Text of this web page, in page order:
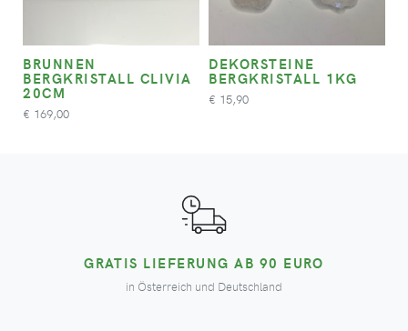
BRUNNEN
BERGKRISTALL CLIVIA
20CM
€ 169,00
DEKORSTEINE
BERGKRISTALL 1KG
€ 15,90
GRATIS LIEFERUNG AB 90 EURO
in Österreich und Deutschland